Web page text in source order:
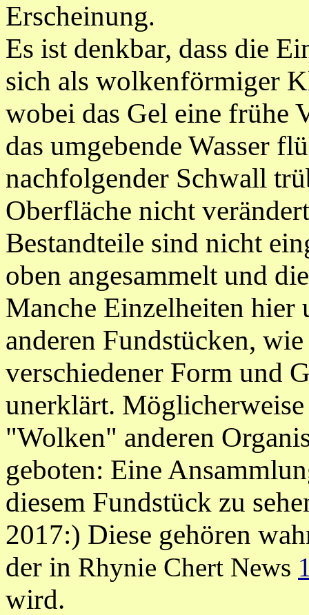
Erscheinung.
Es ist denkbar, dass die
sich als wolkenförmiger
wobei das Gel eine frühe
das umgebende Wasser
nachfolgender Schwall
Oberfläche nicht
Bestandteile sind nicht
oben angesammelt und
Manche Einzelheiten
anderen Fundstücken,
verschiedener Form und
unerklärt.
"Wolken" anderen
geboten: Eine
diesem Fundstück zu
2017:) Diese gehören
der in Rhynie Chert News
wird.